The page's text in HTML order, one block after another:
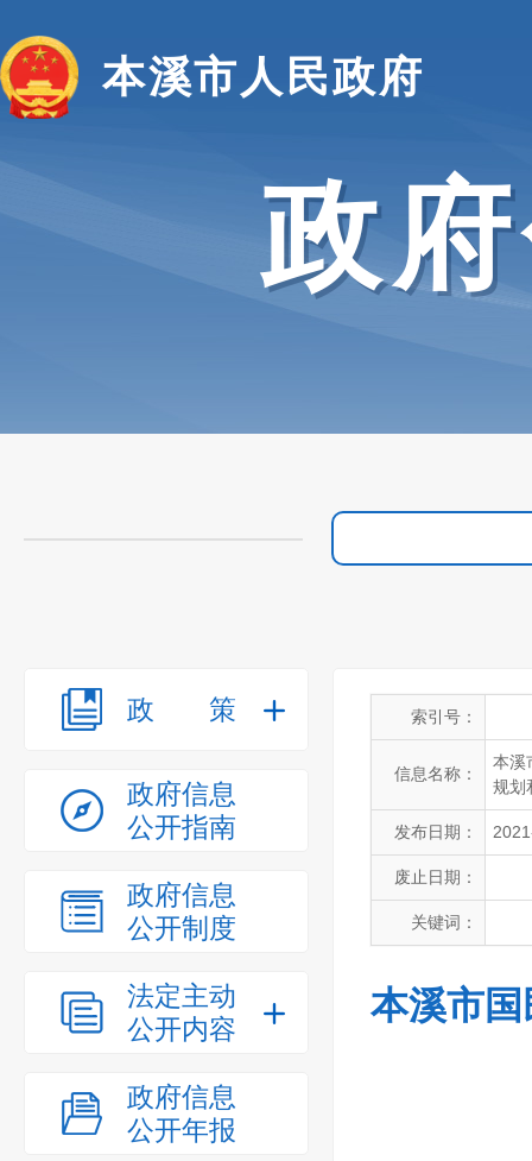
本溪市人民政府
政
政策
政府信息
公开指南
政府信息
公开制度
法定主动
公开内容
政府信息
公开年报
索引号：
信息名称：
本溪
规划
发布日期：
废止日期：
关键词：
本溪市